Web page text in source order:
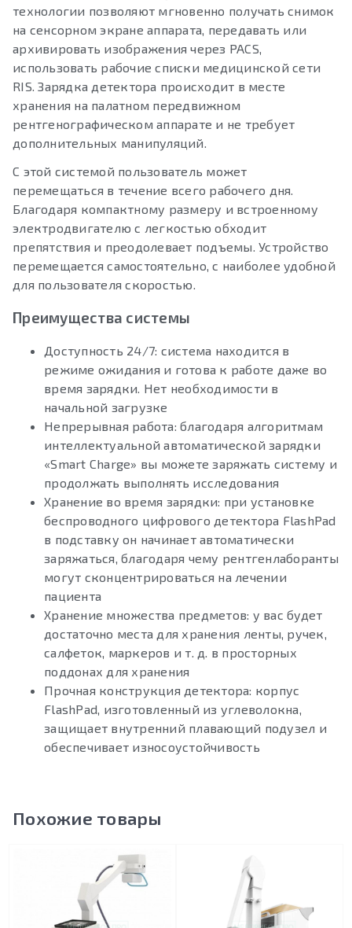
технологии позволяют мгновенно получать снимок
на сенсорном экране аппарата, передавать или
архивировать изображения через PACS,
использовать рабочие списки медицинской сети
RIS. Зарядка детектора происходит в месте
хранения на палатном передвижном
рентгенографическом аппарате и не требует
дополнительных манипуляций.
С этой системой пользователь может
перемещаться в течение всего рабочего дня.
Благодаря компактному размеру и встроенному
электродвигателю с легкостью обходит
препятствия и преодолевает подъемы. Устройство
перемещается самостоятельно, с наиболее удобной
для пользователя скоростью.
Преимущества системы
Доступность 24/7: система находится в
режиме ожидания и готова к работе даже во
время зарядки. Нет необходимости в
начальной загрузке
Непрерывная работа: благодаря алгоритмам
интеллектуальной автоматической зарядки
«Smart Charge» вы можете заряжать систему и
продолжать выполнять исследования
Хранение во время зарядки: при установке
беспроводного цифрового детектора FlashPad
в подставку он начинает автоматически
заряжаться, благодаря чему рентгенлаборанты
могут сконцентрироваться на лечении
пациента
Хранение множества предметов: у вас будет
достаточно места для хранения ленты, ручек,
салфеток, маркеров и т. д. в просторных
поддонах для хранения
Прочная конструкция детектора: корпус
FlashPad, изготовленный из углеволокна,
защищает внутренний плавающий подузел и
обеспечивает износоустойчивость
Похожие товары